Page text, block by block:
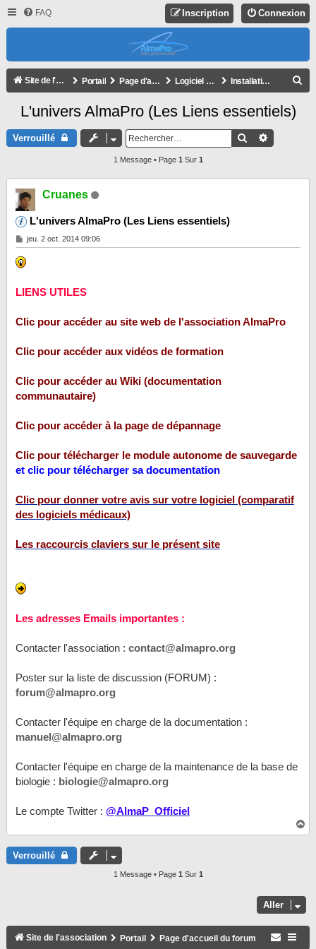
FAQ Connexion
Inscription
Site de l'association Portail Page d'accueil du forum Logiciel AlmaPro Installation, déblocage
L'univers AlmaPro (Les Liens essentiels)
Verrouillé Rechercher
1 Message • Page 1 Sur 1
Cruanes
L'univers AlmaPro (Les Liens essentiels)
M
e
s
s
e
jeu. 2 oct. 2014 09:06
LIENS UTILES
Clic pour accéder au site web de l'association AlmaPro
Clic pour accéder aux vidéos de formation
Clic pour accéder au Wiki (documentation
communautaire)
Clic pour accéder à la page de dépannage
Clic pour télécharger le module autonome de sauvegarde
et clic pour télécharger sa documentation
Clic pour donner votre avis sur votre logiciel (comparatif
des logiciels médicaux)
Les raccourcis claviers sur le présent site
Les adresses Emails importantes :
Contacter l'association : contact@almapro.org
Poster sur la liste de discussion (FORUM) :
forum@almapro.org
Contacter l'équipe en charge de la documentation :
manuel@almapro.org
Contacter l'équipe en charge de la maintenance de la base de
biologie : biologie@almapro.org
Le compte Twitter : @AlmaP_Officiel
a
Verrouillé
1 Message • Page 1Sur 1
Aller
Site de l'association Portail Page d'accueil du forum